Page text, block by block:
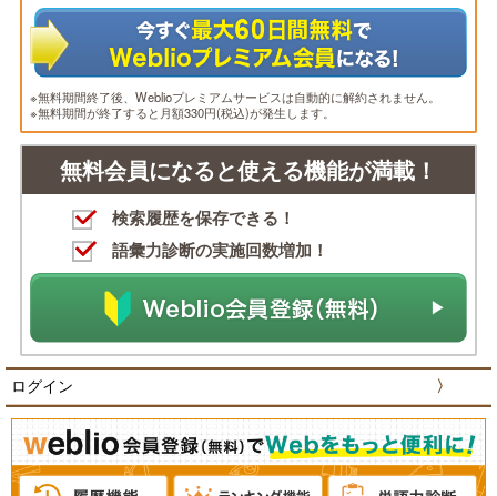
※無料期間終了後、Weblioプレミアムサービスは自動的に解約されません。
※無料期間が終了すると月額330円(税込)が発生します。
無料会員になると使える機能が満載！
検索履歴を保存できる！
語彙力診断の実施回数増加！
ログイン 〉